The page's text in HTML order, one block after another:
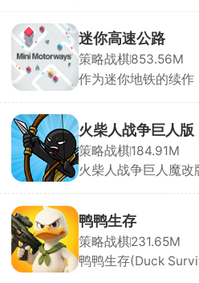
迷你高速公路
策略战棋853.56M
作为迷你地铁的续作
利用空间布局城市交
事故，确保城市高效
家自由绘制道路，一
构建完善公路网，让
同玩家需求。
火柴人战争巨人版
策略战棋184.91M
火柴人战争巨人魔改
面更震撼、策略更粗
矿工，自动开采金矿
敌方的雕像。
鸭鸭生存
策略战棋231.65M
鸭鸭生存(Duck